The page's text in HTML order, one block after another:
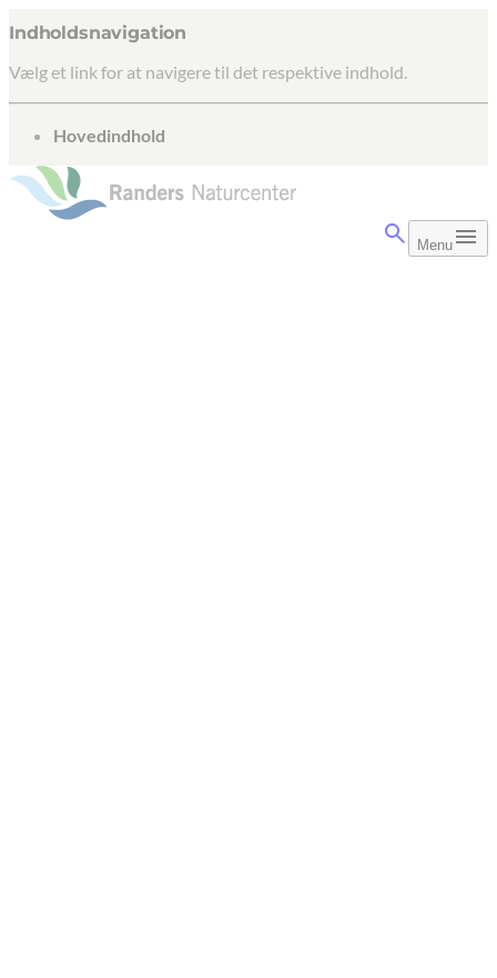
Indholdsnavigation
Vælg et link for at navigere til det respektive indhold.
gå til
Hovedindhold
Menu